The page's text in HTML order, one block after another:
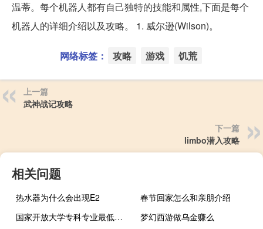
温蒂。每个机器人都有自己独特的技能和属性,下面是每个
机器人的详细介绍以及攻略。 1. 威尔逊(Wilson)。
网络标签： 攻略 游戏 饥荒
上一篇
武神战记攻略
下一篇
limbo潜入攻略
相关问题
热水器为什么会出现E2
春节回家怎么和亲朋介绍
国家开放大学专科专业最低修业年限是
梦幻西游做乌金赚么